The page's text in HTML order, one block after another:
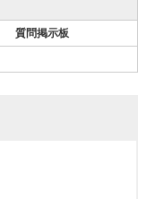
質問掲示板